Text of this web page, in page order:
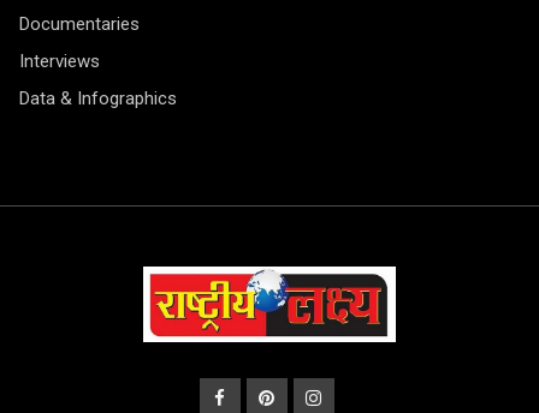
Documentaries
Interviews
Data & Infographics